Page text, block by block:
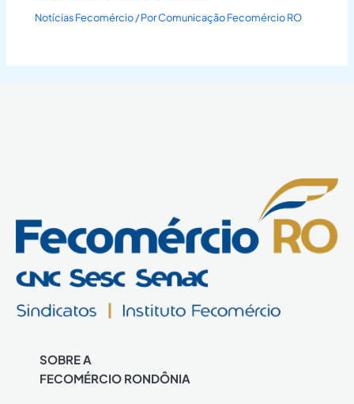
Notícias Fecomércio/ PorComunicação Fecomércio RO
SOBRE A
FECOMÉRCIO RONDÔNIA